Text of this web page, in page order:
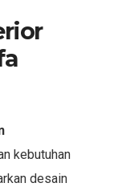
kebutuhan
desain